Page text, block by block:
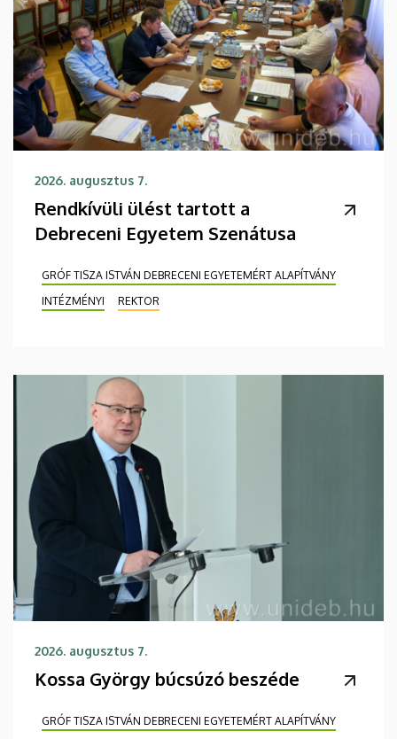
2026. augusztus 7.
Rendkívüli ülést tartott a
Debreceni Egyetem Szenátusa
GRÓF TISZA ISTVÁN DEBRECENI EGYETEMÉRT ALAPÍTVÁNY
INTÉZMÉNYI
REKTOR
2026. augusztus 7.
Kossa György búcsúzó beszéde
GRÓF TISZA ISTVÁN DEBRECENI EGYETEMÉRT ALAPÍTVÁNY